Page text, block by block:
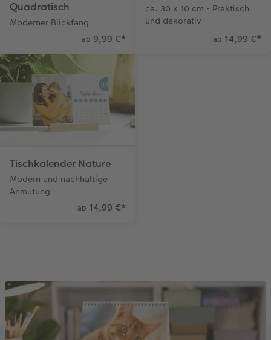
Anleitungen & Hilfe
Inspiration
Neuheiten
im Wunschformat
Neuheiten
Extras
Digitale Grußkarte
CEWE myPhotos
Neuheiten
Neuheiten
Neuheiten
Quadratisch
Moderner Blickfang
ab 9,99 €*
ca. 30 x 10 cm - Praktisch
und dekorativ
ab 14,99 €*
Tischkalender Nature
Modern und nachhaltige
Anmutung
ab 14,99 €*